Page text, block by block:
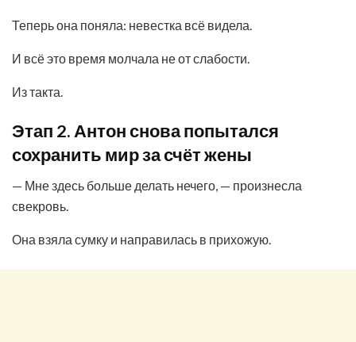
Теперь она поняла: невестка всё видела.
И всё это время молчала не от слабости.
Из такта.
Этап 2. Антон снова попытался
сохранить мир за счёт жены
— Мне здесь больше делать нечего, — произнесла
свекровь.
Она взяла сумку и направилась в прихожую.